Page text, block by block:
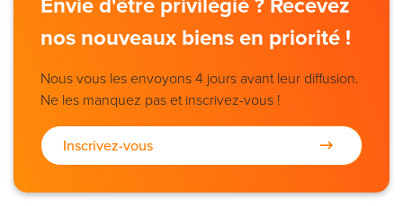
nos nouveaux biens en priorité !
Nous vous les envoyons 4 jours avant leur diffusion.
Ne les manquez pas et inscrivez-vous !
Inscrivez-vous